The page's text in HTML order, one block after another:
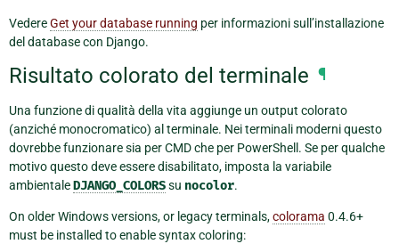
VedereGet your database running per informazioni sull’installazione
del database con Django.
Risultato colorato del terminale ¶
Una funzione di qualità della vita aggiunge un output colorato
(anziché monocromatico) al terminale. Nei terminali moderni questo
dovrebbe funzionare sia per CMD che per PowerShell. Se per qualche
motivo questo deve essere disabilitato, imposta la variabile
ambientaleDJANGO_COLORSsu nocolor.
On older Windows versions, or legacy terminals,colorama 0.4.6+
must be installed to enable syntax coloring: